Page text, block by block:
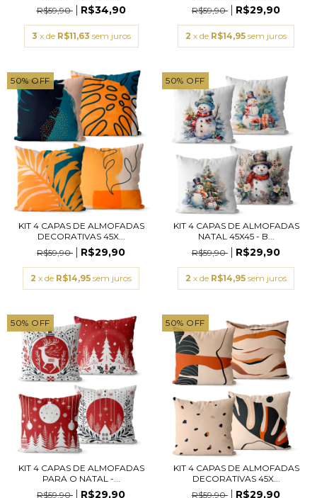
R$59,90
R$34,90
3 x de R$11,63 sem juros
R$59,90
R$29,90
2 x de R$14,95 sem juros
50%OFF
KIT 4 CAPAS DE ALMOFADAS
DECORATIVAS 45X...
R$59,90
R$29,90
2 x de R$14,95 sem juros
50% OFF
KIT 4 CAPAS DE ALMOFADAS
NATAL 45X45 - B...
R$59,90
R$29,90
2 x de R$14,95 sem juros
50% OFF
KIT 4 CAPAS DE ALMOFADAS
PARA O NATAL -...
R$59,90
R$29,90
50% OFF
KIT 4 CAPAS DE ALMOFADAS
DECORATIVAS 45X...
R$59,90
R$29,90